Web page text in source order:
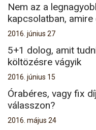
Nem az a
kapcsolatban, amire
2016. június 27
5+1 dolog, amit
költözésre vágyik
2016. június 15
Órabéres, vagy fix
válasszon?
2016. május 24